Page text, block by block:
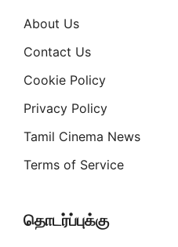
About Us
Contact Us
Cookie Policy
Privacy Policy
Tamil Cinema News
Terms of Service
தொடர்ப்புக்கு